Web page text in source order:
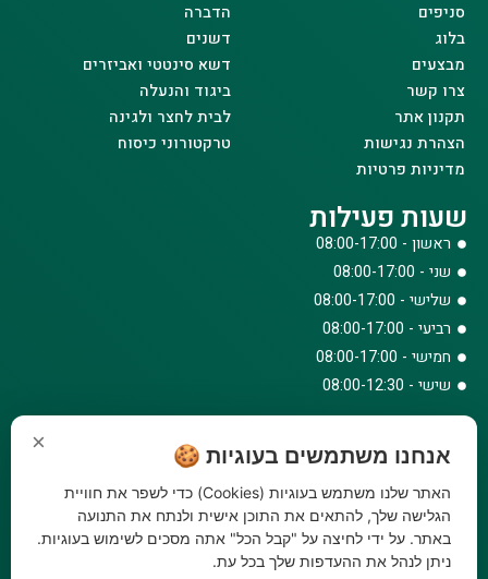
סניפים
בלוג
מבצעים
צרו קשר
תקנון אתר
הצהרת נגישות
מדיניות פרטיות
הדברה
דשנים
דשא סינטטי ואביזרים
ביגוד והנעלה
לבית לחצר ולגינה
טרקטורוני כיסוח
שעות פעילות
ראשון - 08:00-17:00
שני - 08:00-17:00
שלישי - 08:00-17:00
רביעי - 08:00-17:00
חמישי - 08:00-17:00
שישי - 08:00-12:30
073-779-6243
וואטסאפ
amirbair@amir-agricul.co.il
אזורי חלוקה:כל הארץ
פייסבוק
× אנחנו משתמשים בעוגיות 🍪
האתר שלנו משתמש בעוגיות (Cookies) כדי לשפר את חוויית
הגלישה שלך, להתאים את התוכן אישית ולנתח את התנועה
באתר. על ידי לחיצה על "קבל הכל" אתה מסכים לשימוש בעוגיות.
ניתן לנהל את ההעדפות שלך בכל עת.